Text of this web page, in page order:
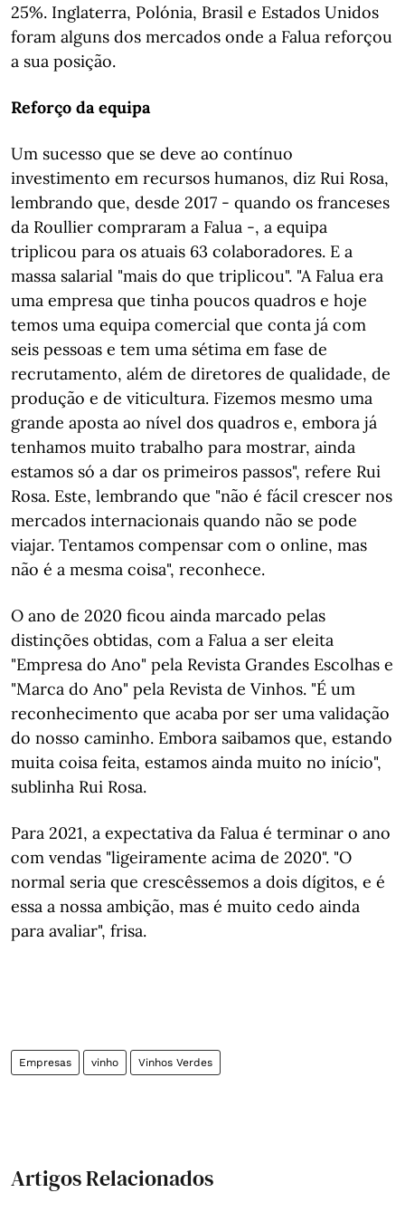
25%. Inglaterra, Polónia, Brasil e Estados Unidos
foram alguns dos mercados onde a Falua reforçou
a sua posição.
Reforço da equipa
Um sucesso que se deve ao contínuo
investimento em recursos humanos, diz Rui Rosa,
lembrando que, desde 2017 - quando os franceses
da Roullier compraram a Falua -, a equipa
triplicou para os atuais 63 colaboradores. E a
massa salarial "mais do que triplicou". "A Falua era
uma empresa que tinha poucos quadros e hoje
temos uma equipa comercial que conta já com
seis pessoas e tem uma sétima em fase de
recrutamento, além de diretores de qualidade, de
produção e de viticultura. Fizemos mesmo uma
grande aposta ao nível dos quadros e, embora já
tenhamos muito trabalho para mostrar, ainda
estamos só a dar os primeiros passos", refere Rui
Rosa. Este, lembrando que "não é fácil crescer nos
mercados internacionais quando não se pode
viajar. Tentamos compensar com o online, mas
não é a mesma coisa", reconhece.
O ano de 2020 ficou ainda marcado pelas
distinções obtidas, com a Falua a ser eleita
"Empresa do Ano" pela Revista Grandes Escolhas e
"Marca do Ano" pela Revista de Vinhos. "É um
reconhecimento que acaba por ser uma validação
do nosso caminho. Embora saibamos que, estando
muita coisa feita, estamos ainda muito no início",
sublinha Rui Rosa.
Para 2021, a expectativa da Falua é terminar o ano
com vendas "ligeiramente acima de 2020". "O
normal seria que crescêssemos a dois dígitos, e é
essa a nossa ambição, mas é muito cedo ainda
para avaliar", frisa.
Empresas vinho Vinhos Verdes
Artigos Relacionados